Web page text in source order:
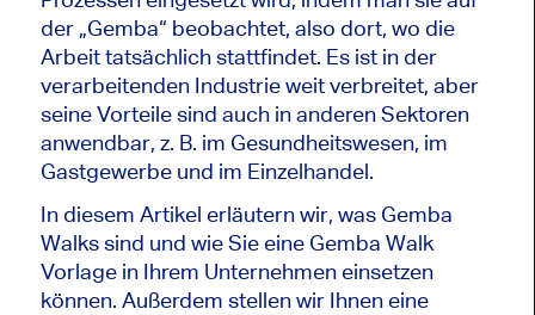
der „Gemba“ beobachtet, also dort, wo die
Arbeit tatsächlich stattfindet. Es ist in der
verarbeitenden Industrie weit verbreitet, aber
seine Vorteile sind auch in anderen Sektoren
anwendbar, z. B. im Gesundheitswesen, im
Gastgewerbe und im Einzelhandel.
In diesem Artikel erläutern wir, was Gemba
Walks sind und wie Sie eine Gemba Walk
Vorlage in Ihrem Unternehmen einsetzen
können. Außerdem stellen wir Ihnen eine